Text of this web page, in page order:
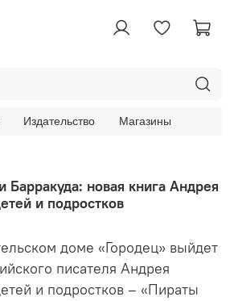
Издательство Магазины
Барракуда: новая книга Андрея
и подростков
доме «Городец» выйдет
писателя Андрея
и подростков – «Пираты